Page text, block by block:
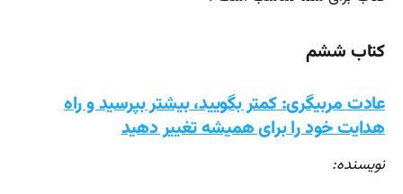
کتاب ششم
عادت مربیگری: کمتر بگویید، بیشتر بپرسید و راه
هدایت خود را برای همیشه تغییر دهید
نویسنده: